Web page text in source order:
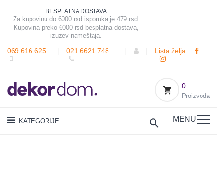
BESPLATNA DOSTAVA
Za kupovinu do 6000 rsd isporuka je 479 rsd.
Kupovina preko 6000 rsd besplatna dostava,
izuzev nameštaja.
069 616 625 021 6621 748 Lista želja
0
Proizvoda
KATEGORIJE MENU